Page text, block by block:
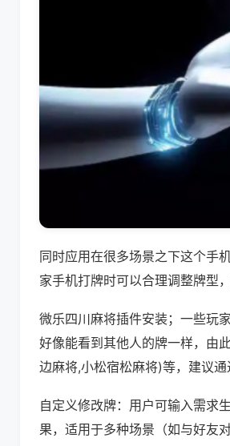
同时应用在很多场景之下这个手
家手机打牌时可以合理调整牌型
微乐四川麻将插件安装；一些玩
好像能看到其他人的牌一样，由
边麻将,小松宿松麻将)等，建议通
自定义修改牌：用户可输入需求
果，适用于多种场景（如与好友